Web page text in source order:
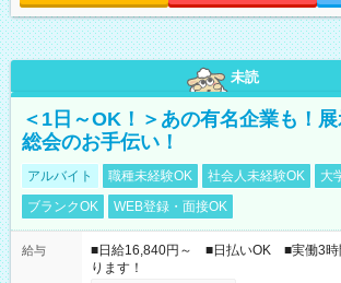
未読
＜1日～OK！＞あの有名企業も！
総会のお手伝い！
アルバイト 職種未経験OK 社会人未経験OK
大
ブランクOK
WEB登録・面接OK
給与
■日給16,840円～ ■日払いOK ■実働3時
ります！